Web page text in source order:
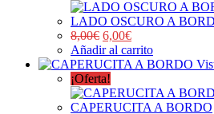
LADO OSCURO A
8,00€ 6,00€
Añadir al carrito
¡Oferta!
CAPERUCITA A BORDO